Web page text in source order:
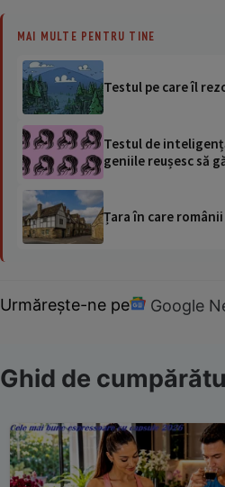
MAI MULTE PENTRU TINE
Testul pe care îl
Testul de
geniile reușesc să
Țara în care
Urmărește-ne pe Google
Ghid de